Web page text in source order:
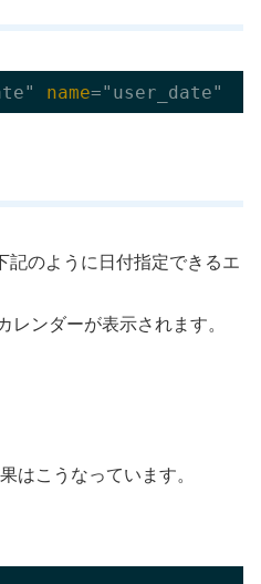
name
記のように日付指定できるエ
ンダーが表示されます。
はこうなっています。